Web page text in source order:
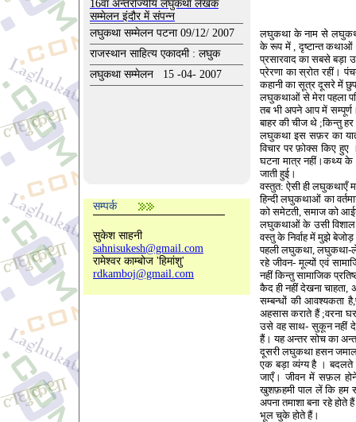
16वॉ अन्तर्राज्यीय लघुकथा लेखक
सम्मेलन इंदौर में संपन्न
लघुकथा सम्मेलन पटना 09/12/ 2007
राजस्थान साहित्य एकादमी : लघुक
लघुकथा सम्मेलन 15 -04- 2007
सम्पर्क
सुकेश साहनी
sahnisukesh@gmail.com
रामेश्वर काम्बोज 'हिमांशु'
rdkamboj@gmail.com
लघुकथा के नाम से लघुकथा
के रूप में , दृष्टान्त कथाओं
प्रसारवाद का सबसे बड़ा
प्रेरणा का स्रोत रहीं।
कहानी का सूत्र दूसरे में
लघुकथाओं से मेरा पहला
तब भी अपने आप में
बाहर की चीज थे ;किन्तु
लघुकथा इस सफ़र का
विचार पर फ़ोक्स किए
घटना मात्र नहीं।कथ्य
जाती हुई।
वस्तुत: ऐसी ही लघुकथाएँ
हिन्दी लघुकथाओं का
को समेटती, समाज को
लघुकथाओं के उसी विशाल
वस्तु के निर्वाह में मुझे
पहली लघुकथा, लघुकथा-
रहे जीवन- मूल्यों एवं
नहीं किन्तु सामाजिक
कैद ही नहीं देखना चाहता,
सम्बन्धों की आवश्यकता
अहसास कराते हैं ;वरना
उसे वह साथ- सुकून नहीं दे
हैं। यह अन्तर सोच का
दूसरी लघुकथा हसन
एक बड़ा व्यंग्य है ।
जाएँ। जीवन में सफ़ल होने
खुशफ़हमी पाल लें कि हम
अपना तमाशा बना रहे
भूल चुके होते हैं।